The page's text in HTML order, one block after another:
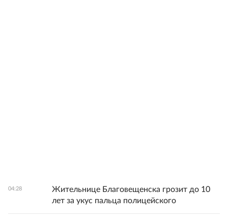
04:28
Жительнице Благовещенска грозит до 10
лет за укус пальца полицейского